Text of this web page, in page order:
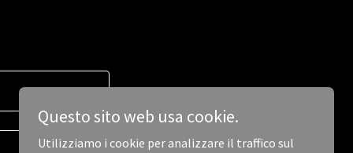
Questo sito web usa cookie.
Utilizziamo i cookie per analizzare il traffico sul